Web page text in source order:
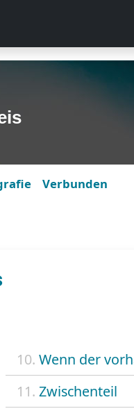
Verbunden
10. Wenn der
11. Zwischenteil